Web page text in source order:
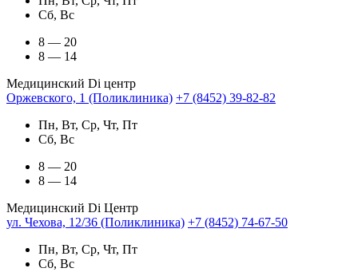
Сб, Вс
8 — 20
8 — 14
Медицинский Di центр
Оржевского, 1 (Поликлиника) +7 (8452) 39-82-82
Пн, Вт, Ср, Чт, Пт
Сб, Вс
8 — 20
8 — 14
Медицинский Di Центр
ул. Чехова, 12/36 (Поликлиника) +7 (8452) 74-67-50
Пн, Вт, Ср, Чт, Пт
Сб, Вс